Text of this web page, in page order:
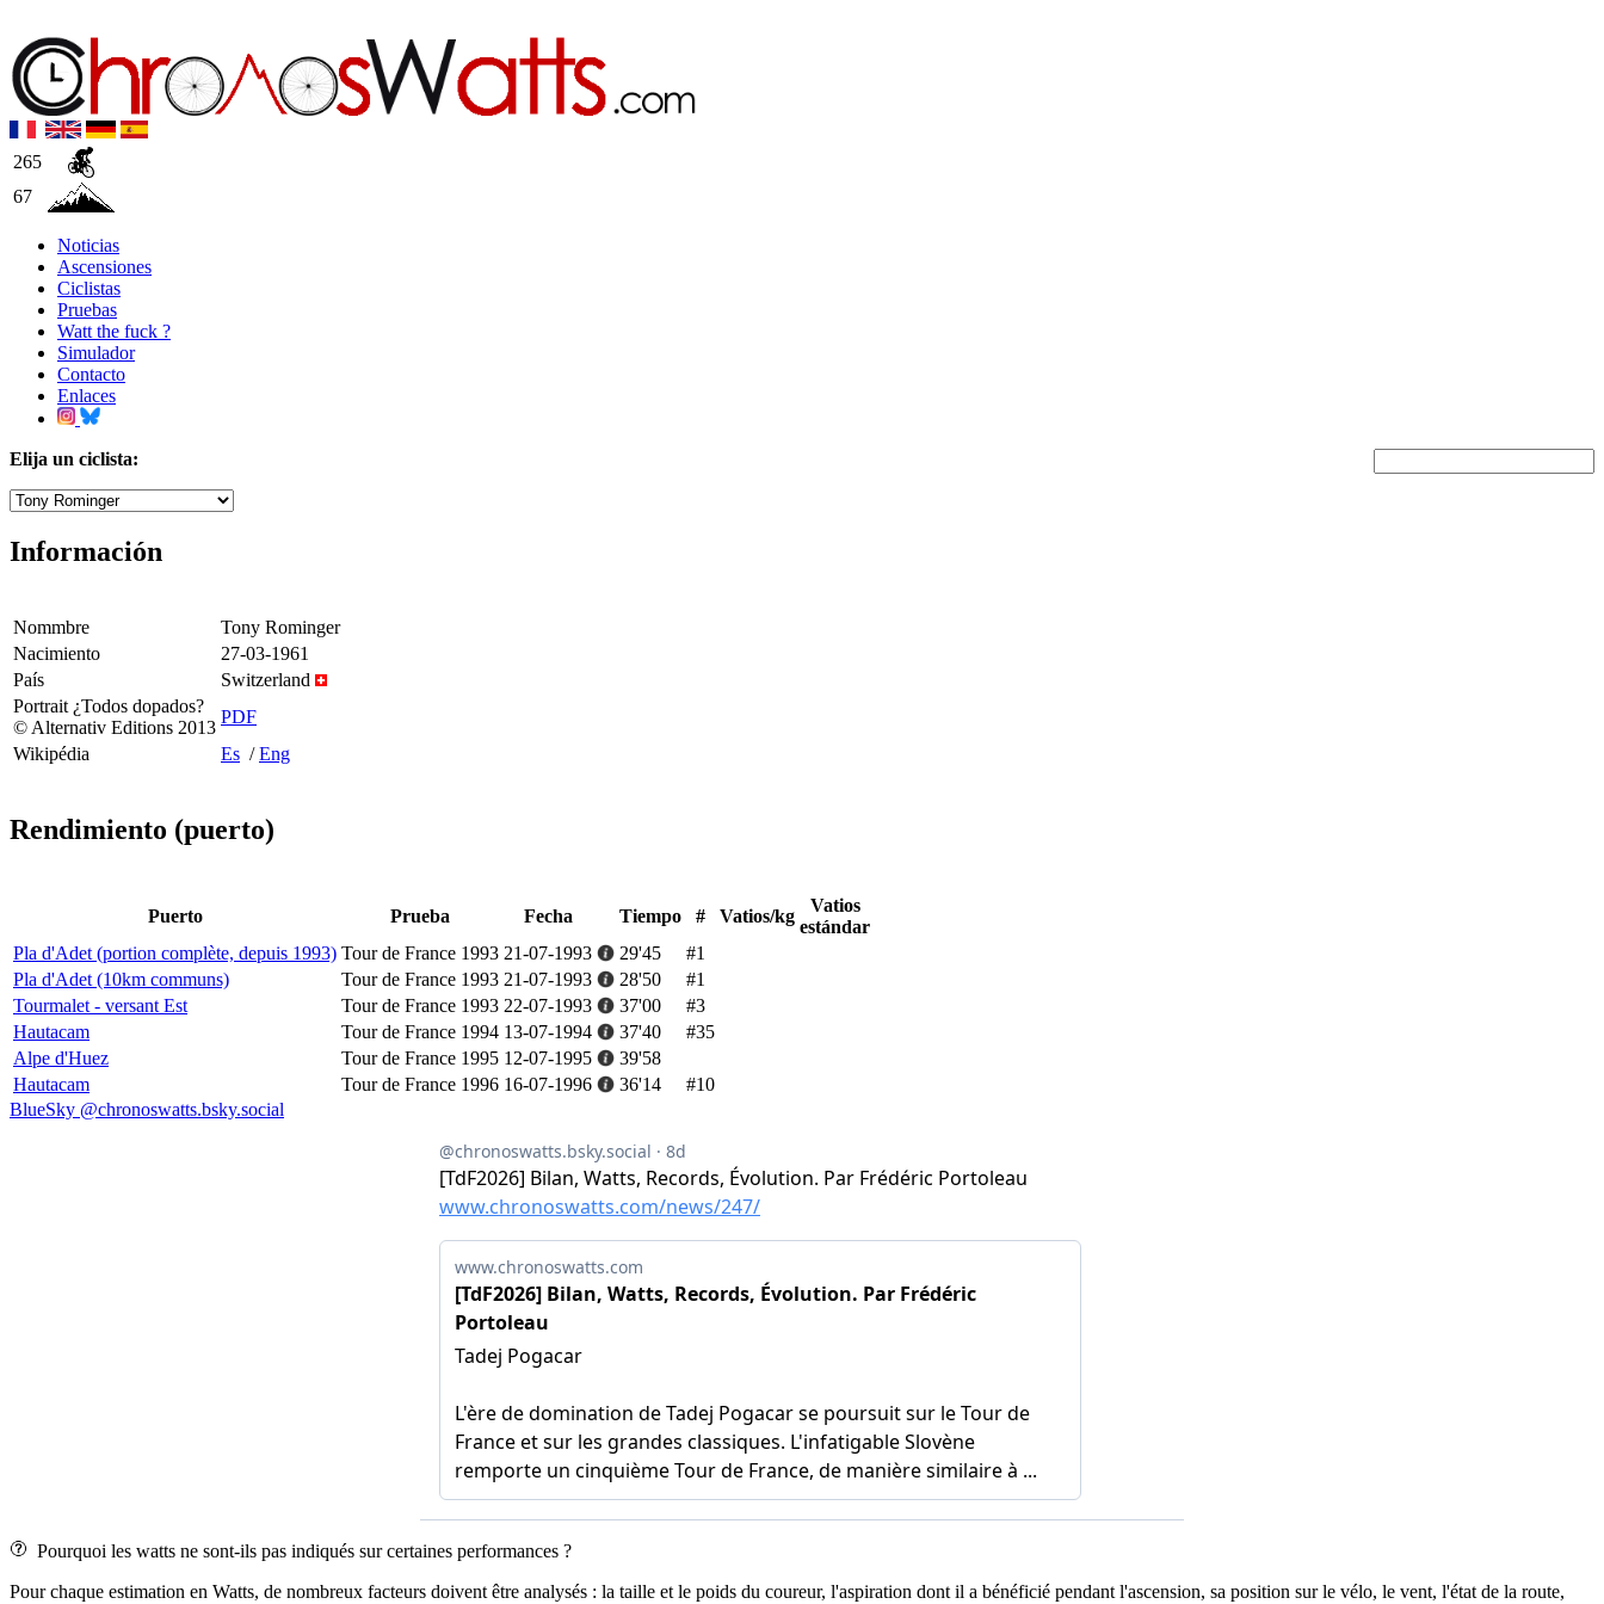
265
67
Noticias
Ascensiones
Ciclistas
Pruebas
Watt the fuck ?
Simulador
Contacto
Enlaces
Elija un ciclista:
Información
Nommbre
Tony Rominger
Nacimiento
27-03-1961
País
Switzerland
Portrait ¿Todos dopados?
© Alternativ Editions 2013
PDF
Wikipédia
Es /Eng
Rendimiento (puerto)
Puerto Prueba Fecha Tiempo # Vatios/kg
Vatios
estándar
Pla d'Adet (portion complète, depuis 1993) Tour de France 1993 21-07-1993 29'45
#1
Pla d'Adet (10km communs)
Tour de France 1993 21-07-1993 28'50
#1
Tourmalet - versant Est
Tour de France 1993 22-07-1993 37'00
#3
Hautacam
Tour de France 1994 13-07-1994 37'40
#35
Alpe d'Huez
Tour de France 1995 12-07-1995
39'58
Hautacam
Tour de France 1996 16-07-1996 36'14
#10
BlueSky @chronoswatts.bsky.social
Pourquoi les watts ne sont-ils pas indiqués sur certaines performances ?
Pour chaque estimation en Watts, de nombreux facteurs doivent être analysés : la taille et le poids du coureur, l'aspiration dont il a bénéficié pendant l'ascension, sa position sur le vélo, le vent, l'état de la route,